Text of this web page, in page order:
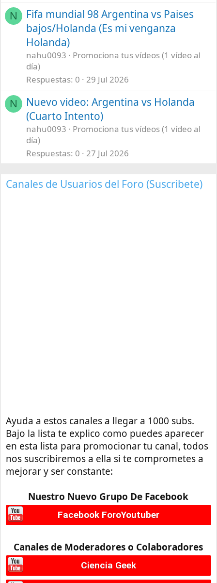
N
Fifa mundial 98 Argentina vs Paises
bajos/Holanda (Es mi venganza
Holanda)
nahu0093
Promociona tus vídeos (1 vídeo al
día)
Respuestas 0 29 Jul 2026
N
Nuevo video: Argentina vs Holanda
(Cuarto Intento)
nahu0093
Promociona tus vídeos (1 vídeo al
día)
Respuestas 0 27 Jul 2026
Canales de Usuarios del Foro (Suscribete)
Ayuda a estos canales a llegar a 1000 subs.
Bajo la lista te explico como puedes aparecer
en esta lista para promocionar tu canal, todos
nos suscribiremos a ella si te comprometes a
mejorar y ser constante:
Nuestro Nuevo Grupo De Facebook
Facebook ForoYoutuber
Canales de Moderadores o Colaboradores
Ciencia Geek